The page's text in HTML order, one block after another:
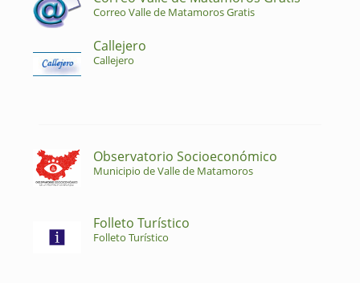
Correo Valle de Matamoros Gratis
Callejero
Callejero
Observatorio Socioeconómico
Municipio de Valle de Matamoros
Folleto Turístico
Folleto Turístico